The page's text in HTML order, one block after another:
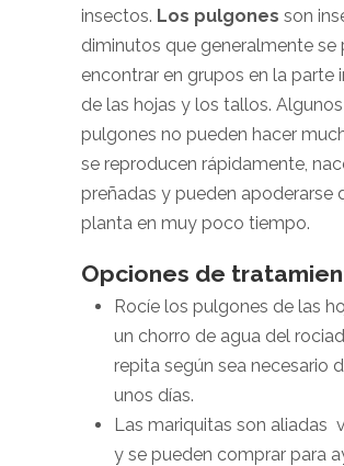
insectos. Los pulgones son
diminutos que generalmente se
encontrar en grupos en la parte
de las hojas y los tallos. Algunos
pulgones no pueden hacer
se reproducen rápidamente,
preñadas y pueden apoderarse
planta en muy poco tiempo.
Opciones de
Rocíe los pulgones de las
un chorro de agua del
repita según sea necesario
unos días.
Las mariquitas son aliadas
y se pueden comprar para